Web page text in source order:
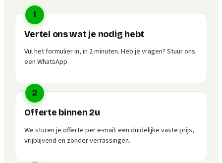
1
Vertel ons wat je nodig hebt
Vul het formulier in, in 2 minuten. Heb je vragen? Stuur ons
een WhatsApp.
2
Offerte binnen 2u
We sturen je offerte per e-mail: een duidelijke vaste prijs,
vrijblijvend en zonder verrassingen.